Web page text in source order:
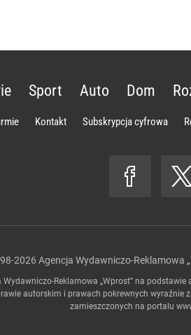
Sport Auto Dom
Kontakt Subskrypcja cyfrowa
2026 Agencja Wydawniczo-Reklamowa
Wydawniczo-Reklamowa „Wprost” na
autorskim i prawach pokrewnych wyraźnie
zamieszczonych na portalu